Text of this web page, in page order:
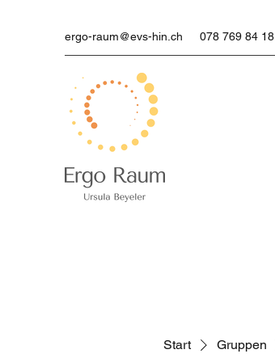
ergo-raum@evs-hin.ch 078 769 84 18
Start Gruppen